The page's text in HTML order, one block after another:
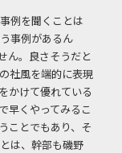
例を聞くことは
事例があるん
ん。良さそうだと
社風を端的に表現
かけて優れている
早くやってみるこ
ことでもあり、そ
は、幹部も磯野